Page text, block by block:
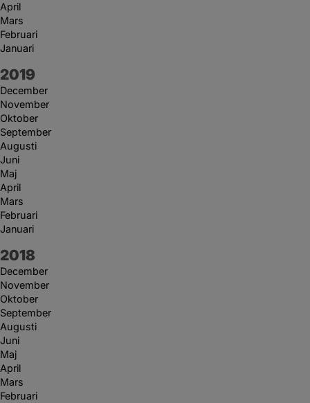
April
Mars
Februari
Januari
År:
2019
December
November
Oktober
September
Augusti
Juni
Maj
April
Mars
Februari
Januari
År:
2018
December
November
Oktober
September
Augusti
Juni
Maj
April
Mars
Februari